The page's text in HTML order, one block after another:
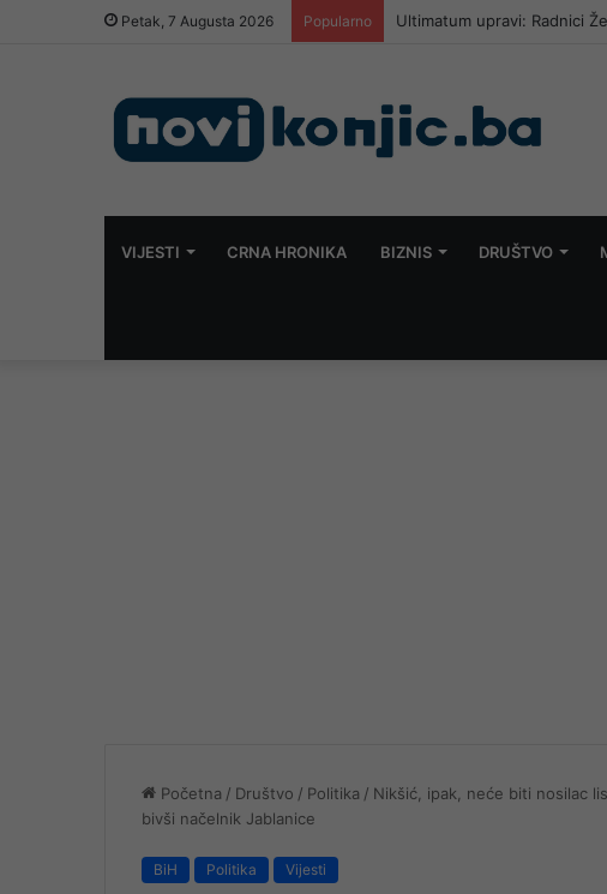
Petak, 7 Augusta 2026 Popularno
VIJESTI CRNA HRONIKA BIZNIS DRUŠTVO
Početna / Društvo / Politika / Nikšić, ipak, neće biti nosilac
bivši načelnik Jablanice
BiH Politika Vijesti